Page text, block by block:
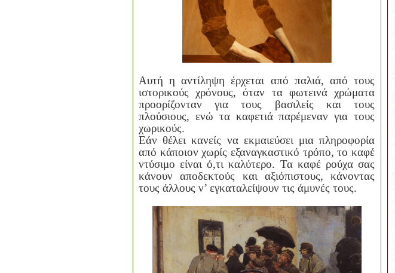
Αυτή η αντίληψη έρχεται από παλιά, από τους
ιστορικούς χρόνους, όταν τα φωτεινά χρώματα
προορίζονταν για τους βασιλείς και τους
πλούσιους, ενώ τα καφετιά παρέμεναν για τους
χωρικούς.
Εάν θέλει κανείς να εκμαιεύσει μια πληροφορία
από κάποιον χωρίς εξαναγκαστικό τρόπο, το καφέ
ντύσιμο είναι ό,τι καλύτερο. Τα καφέ ρούχα σας
κάνουν αποδεκτούς και αξιόπιστους, κάνοντας
τους άλλους ν’ εγκαταλείψουν τις άμυνές τους.